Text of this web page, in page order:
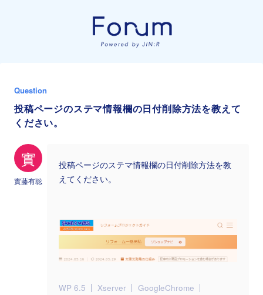
Question
投稿ページのステマ情報欄の日付削除方法を教えて
ください。
實
實藤有聡
投稿ページのステマ情報欄の日付削除方法を教
えてください。
WP 6.5 Xserver
GoogleChrome